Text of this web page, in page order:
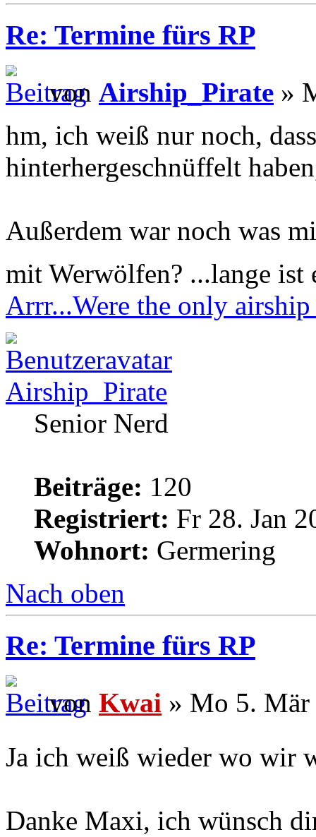
Re: Termine fürs RP
von Airship_Pirate »
hm, ich weiß nur noch,
hinterhergeschnüffelt
Außerdem war noch was
mit Werwölfen? ...lange ist
Arrr...Were the only airship
Airship_Pirate
Senior Nerd
Beiträge: 120
Registriert: Fr 28. Jan
Wohnort: Germering
Nach oben
Re: Termine fürs RP
von Kwai » Mo 5.
Ja ich weiß wieder wo wir
Danke Maxi, ich wünsch